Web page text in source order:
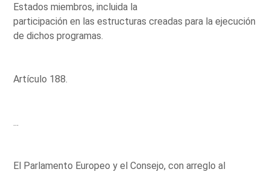
Estados miembros, incluida la
participación en las estructuras creadas para la ejecución
de dichos programas.
Artículo 188.
El Parlamento Europeo y el Consejo, con arreglo al